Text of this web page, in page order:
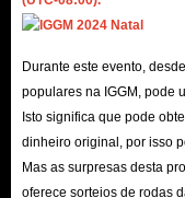
artigos Rivals baratos.
Durante este evento,
populares na IGGM, pode
Isto significa que pode
dinheiro original, por isso
Mas as surpresas desta
oferece sorteios de rodas